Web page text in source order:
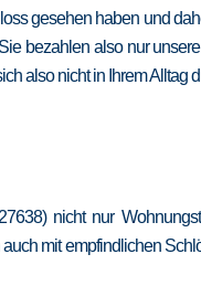
gesehen haben und
bezahlen also nur
also nicht in Ihrem
nicht nur
mit empfindlichen